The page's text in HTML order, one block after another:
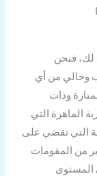
لك، فنحن
وخالي من أي
وذات
الماهرة التي
التي تقضي على
من المقومات
المستوى